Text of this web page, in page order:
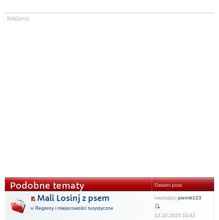
Podobne tematy Ostatni post
Mali Losinj z psem
w Regiony i miejscowości turystyczne
napisał(a) piernik123
13.10.2025 10:42